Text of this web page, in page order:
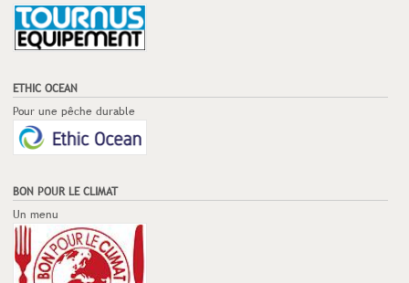
ETHIC OCEAN
Pour une pêche durable
BON POUR LE CLIMAT
Un menu